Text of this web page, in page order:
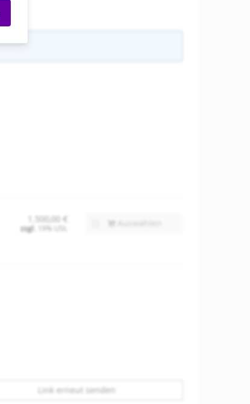
1.500,00 €
zzgl. 19% USt. Auswählen
Link erneut senden